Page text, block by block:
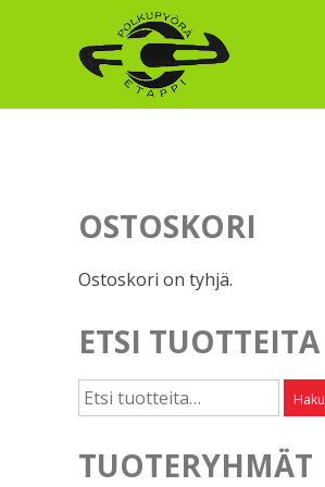
OSTOSKORI
Ostoskori on tyhjä.
ETSI TUOTTEITA
Etsi: Haku
TUOTERYHMÄT